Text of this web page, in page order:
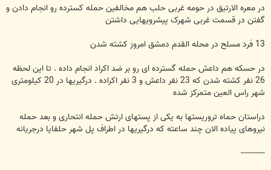
در معره الارتیق در حومه غربی حلب هم مخالفین حمله کسترده رو انجام دادن و
گفتن در قسمت غربی شهرک پیشرویهایی داشتن
13 فرد مسلح در محله القدم دمشق امروز کشته شدن
در حسکه هم داعش حمله گسترده ای رو بر ضد اکراد انجام داده . تا این لحظه
26 نفر کشته شدن که 23 نفر داعش و 3 نفر اکراده . درگیریها در 20 کیلومتری
شهر راس العین متمرکز شده
دراستان حماه تروریستها به یکی از پستهای ارتش حمله انتحاری و بعد حمله
نیروهای پیاده الان چند ساعته که درگیریها در اطراف پل شهر حلفایا درجریانه
----------